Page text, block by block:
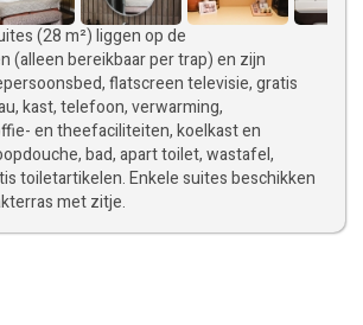
(28 m²) liggen op de
(alleen bereikbaar per trap) en zijn
flatscreen televisie, gratis
kast, telefoon, verwarming,
en theefaciliteiten, koelkast en
bad, apart toilet, wastafel,
toiletartikelen. Enkele suites beschikken
met zitje.